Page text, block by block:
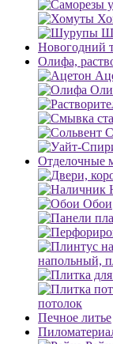
Новогодний
Олифа,
Отделочные
Обои
напольный,
потолок
Печное литье